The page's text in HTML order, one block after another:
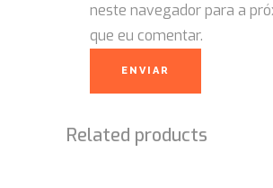
neste navegador para a
que eu comentar.
Related products